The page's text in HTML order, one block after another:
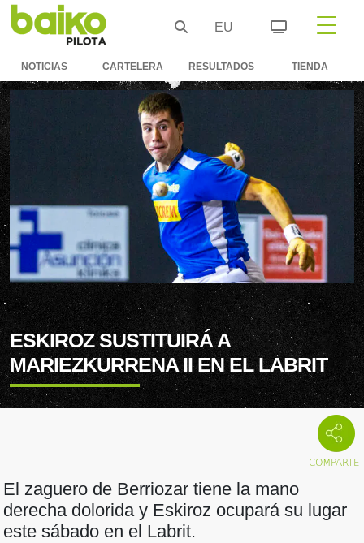
EU
NOTICIAS CARTELERA RESULTADOS TIENDA
ESKIROZ SUSTITUIRÁ A
MARIEZKURRENA II EN EL LABRIT
El zaguero de Berriozar tiene la mano
derecha dolorida y Eskiroz ocupará su lugar
este sábado en el Labrit.